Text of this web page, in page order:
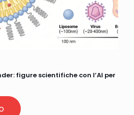
figure scientifiche con l’AI per